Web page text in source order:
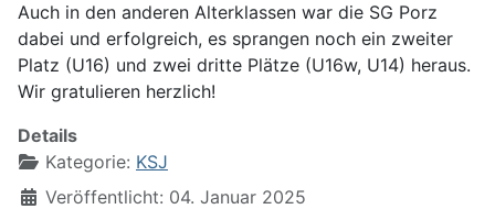
Auch in den anderen Alterklassen war die SG Porz
dabei und erfolgreich, es sprangen noch ein zweiter
Platz (U16) und zwei dritte Plätze (U16w, U14) heraus.
Wir gratulieren herzlich!
Details
Kategorie: KSJ
Veröffentlicht: 04. Januar 2025